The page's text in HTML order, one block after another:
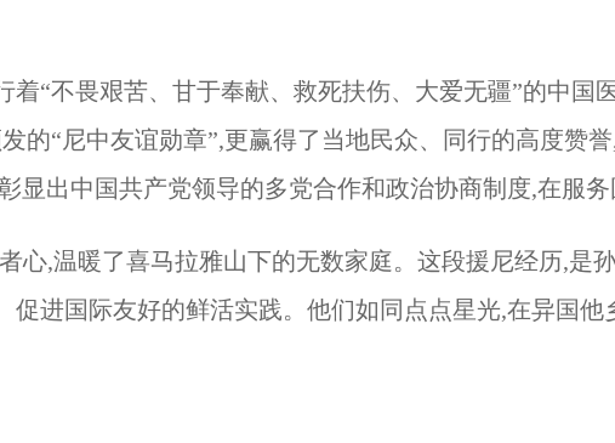
“不畏艰苦、甘于奉献、救死扶伤、大爱无疆”的中国
的“尼中友谊勋章”,更赢得了当地民众、同行的高度赞
显出中国共产党领导的多党合作和政治协商制度,在服
心,温暖了喜马拉雅山下的无数家庭。这段援尼经历,是
进国际友好的鲜活实践。他们如同点点星光,在异国